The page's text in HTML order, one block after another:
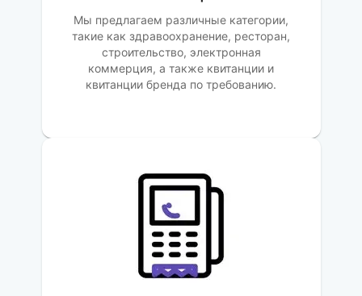
Мы предлагаем различные категории,
такие как здравоохранение, ресторан,
строительство, электронная
коммерция, а также квитанции и
квитанции бренда по требованию.